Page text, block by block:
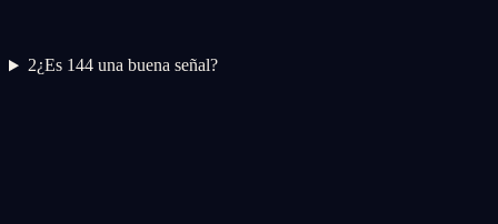
2¿Es 144 una buena señal?